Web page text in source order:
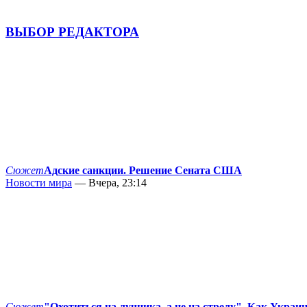
ВЫБОР РЕДАКТОРА
СюжетАдские санкции. Решение Сената США
Новости мира — Вчера, 23:14